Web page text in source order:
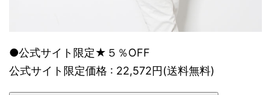
●公式サイト限定★５％OFF
公式サイト限定価格 : 22,572円(送料無料)